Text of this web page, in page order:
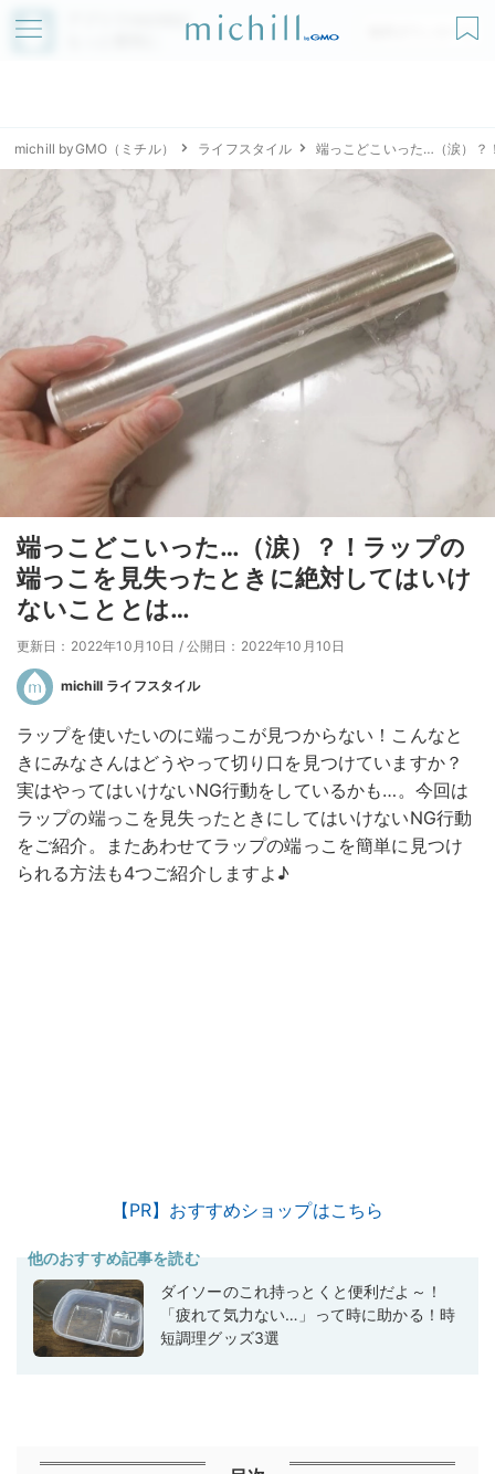
アプリでmichillが
無料ダウンロード
michill byGMO（ミチル） ライフスタイル 端っこどこいった…（涙）？
端っこどこいった…（涙）？！ラップの
端っこを見失ったときに絶対してはいけ
ないこととは…
更新日：2022年10月10日 / 公開日：2022年10月10日
michill ライフスタイル
ラップを使いたいのに端っこが見つからない！こんなと
きにみなさんはどうやって切り口を見つけていますか？
実はやってはいけないNG行動をしているかも…。今回は
ラップの端っこを見失ったときにしてはいけないNG行動
をご紹介。またあわせてラップの端っこを簡単に見つけ
られる方法も4つご紹介しますよ♪
【PR】おすすめショップはこちら
他のおすすめ記事を読む
ダイソーのこれ持っとくと便利だよ～！
「疲れて気力ない…」って時に助かる！時
短調理グッズ3選